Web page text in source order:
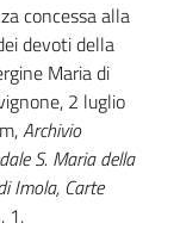
concessa alla
devoti della
Maria di
2 luglio
Archivio
S. Maria della
Imola, Carte
1.